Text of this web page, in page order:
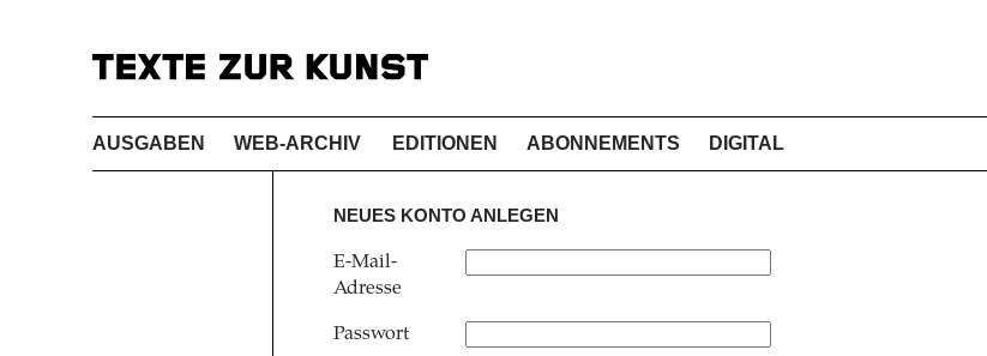
AUSGABEN WEB-ARCHIV EDITIONEN ABONNEMENTS DIGITAL
NEUES KONTO ANLEGEN
E-Mail-
Adresse
Passwort